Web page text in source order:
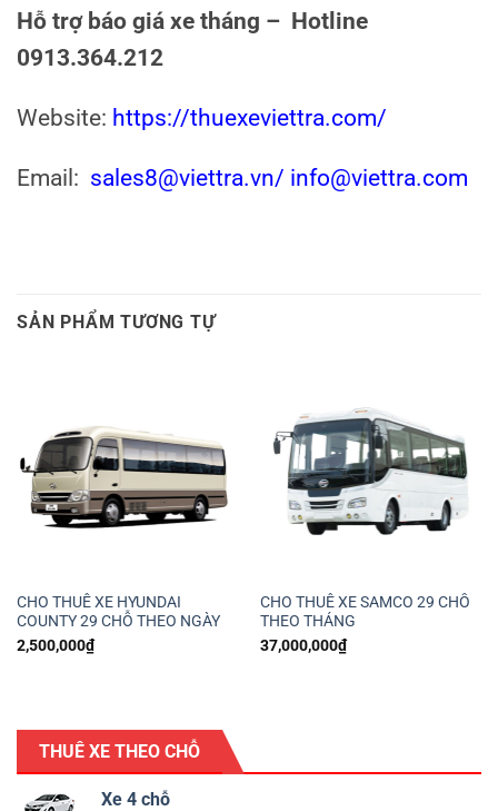
Hỗ trợ báo giá xe tháng – Hotline
0913.364.212
Website: https://thuexeviettra.com/
Email: sales8@viettra.vn/ info@viettra.com
SẢN PHẨM TƯƠNG TỰ
CHO THUÊ XE HYUNDAI
COUNTY 29 CHỖ THEO NGÀY
2,500,000₫
CHO THUÊ XE SAMCO 29 CHỖ
THEO THÁNG
37,000,000₫
THUÊ XE THEO CHỖ
Xe 4 chỗ